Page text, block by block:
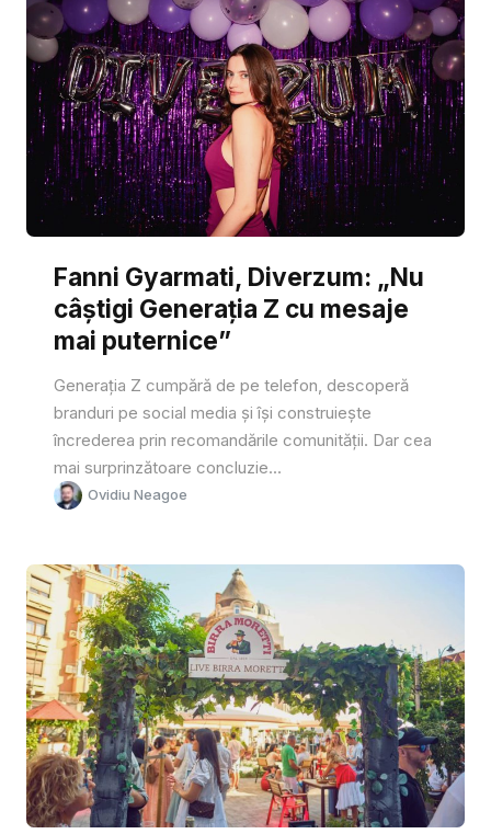
Fanni Gyarmati, Diverzum: „Nu
câștigi Generația Z cu mesaje
mai puternice”
Generația Z cumpără de pe telefon, descoperă
branduri pe social media și își construiește
încrederea prin recomandările comunității. Dar cea
mai surprinzătoare concluzie...
Ovidiu Neagoe